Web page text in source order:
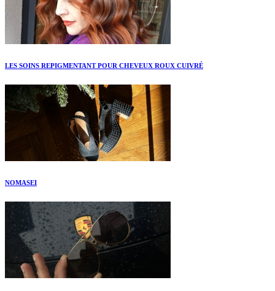
LES SOINS REPIGMENTANT POUR CHEVEUX ROUX CUIVRÉ
NOMASEI